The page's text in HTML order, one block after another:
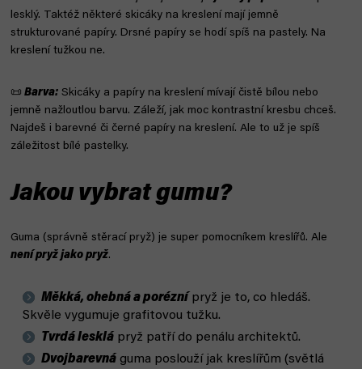
lesklý. Taktéž některé skicáky na kreslení mají jemně
strukturované papíry. Drsné papíry se hodí spíš na pastely. Na
kreslení tužkou ne.
📜 Barva: Skicáky a papíry na kreslení mívají čistě bílou nebo
jemně nažloutlou barvu. Záleží, jak moc kontrastní kresbu chceš.
Najdeš i barevné či černé papíry na kreslení. Ale to už je spíš
záležitost bílé pastelky.
Jakou vybrat gumu?
Guma (správně stěrací pryž) je super pomocníkem kreslířů. Ale
není pryž jako pryž.
Měkká, ohebná a poréznípryž je to, co hledáš.
Skvěle vygumuje grafitovou tužku.
Tvrdá lesklá pryž patří do penálu architektů.
Dvojbarevná guma poslouží jak kreslířům (světlá